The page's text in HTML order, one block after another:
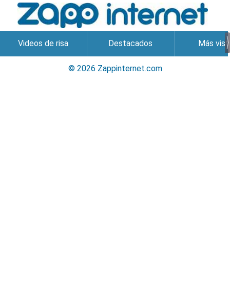
Videos de risa Destacados Más
© 2026 Zappinternet.com